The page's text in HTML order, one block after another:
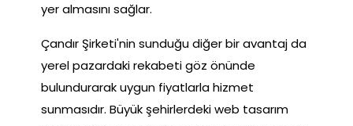
yer almasını sağlar.
Çandır Şirketi'nin sunduğu diğer bir avantaj da
yerel pazardaki rekabeti göz önünde
bulundurarak uygun fiyatlarla hizmet
sunmasıdır. Büyük şehirlerdeki web tasarım